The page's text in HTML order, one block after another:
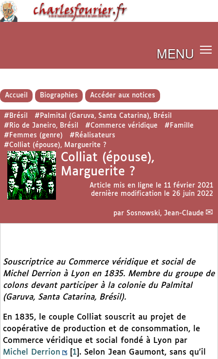
MENU
Accueil Biographies Accéder aux notices
#Brésil
#Palmital (Garuva, Santa Catarina), Brésil
#Rio de Janeiro, Brésil
#Commerce véridique
#Famille
#Femmes (genre)
#Réalisateurs
#Colliat (épouse), Marguerite ?
Colliat (épouse),
Marguerite ?
Article mis en ligne le 11 février 2021
dernière modification le 26 juin 2022
par Sosnowski, Jean-Claude
Souscriptrice au Commerce véridique et social de
Michel Derrion à Lyon en 1835. Membre du groupe de
colons devant participer à la colonie du Palmital
(Garuva, Santa Catarina, Brésil).
En 1835, le couple Colliat souscrit au projet de
coopérative de production et de consommation, le
Commerce véridique et social fondé à Lyon par
Michel Derrion
1 . Selon Jean Gaumont, sans qu’il